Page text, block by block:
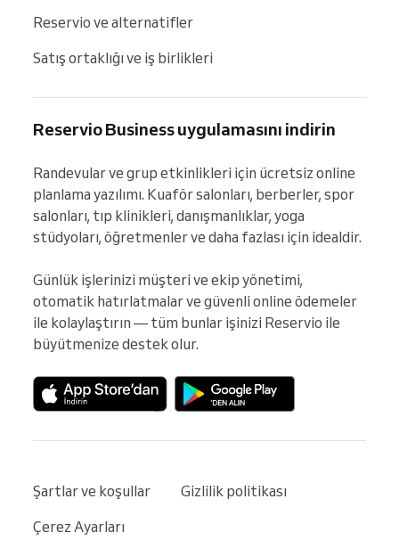
Reservio ve alternatifler
Satış ortaklığı ve iş birlikleri
Reservio Business uygulamasını indirin
Randevular ve grup etkinlikleri için ücretsiz online
planlama yazılımı. Kuaför salonları, berberler, spor
salonları, tıp klinikleri, danışmanlıklar, yoga
stüdyoları, öğretmenler ve daha fazlası için idealdir.
Günlük işlerinizi müşteri ve ekip yönetimi,
otomatik hatırlatmalar ve güvenli online ödemeler
ile kolaylaştırın — tüm bunlar işinizi Reservio ile
büyütmenize destek olur.
Şartlar ve koşullar
Gizlilik politikası
Çerez Ayarları